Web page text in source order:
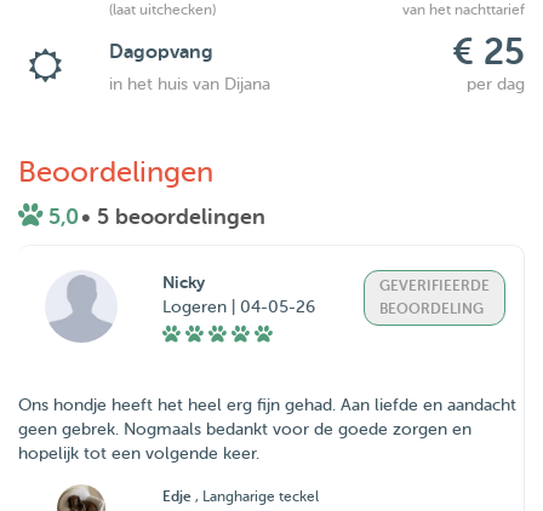
(laat uitchecken)
van het nachttarief
Dagopvang € 25
in het huis van Dijana per dag
Beoordelingen
5,0• 5 beoordelingen
Nicky
Logeren | 04-05-26
GEVERIFIEERDE
BEOORDELING
Ons hondje heeft het heel erg fijn gehad. Aan liefde en aandacht
geen gebrek. Nogmaals bedankt voor de goede zorgen en
hopelijk tot een volgende keer.
Edje, Langharige teckel